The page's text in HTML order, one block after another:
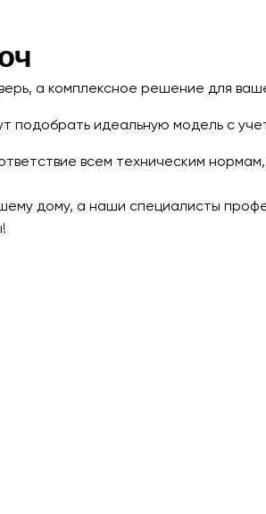
а комплексное решение для
идеальную модель с
всем техническим
дому, а наши специалисты